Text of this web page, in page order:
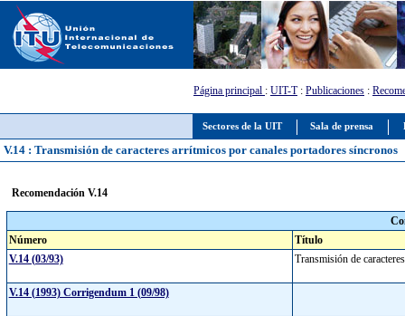
Sectores de la UIT Sala de prensa
Página principal : UIT-T: Publicaciones :
V.14 : Transmisión de caracteres arrítmicos por canales portadores síncronos
Recomendación V.14
Número
Título
V.14 (03/93)
Transmisión de
V.14 (1993) Corrigendum 1 (09/98)